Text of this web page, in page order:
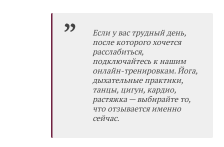
Если у вас трудный день,
после которого хочется
расслабиться,
подключайтесь к нашим
онлайн-тренировкам. Йога,
дыхательные практики,
танцы, цигун, кардио,
растяжка — выбирайте то,
что отзывается именно
сейчас.